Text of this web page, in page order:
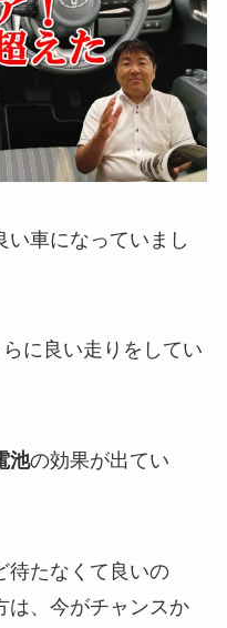
い車になっていまし
に良い走りをしてい
池の効果が出てい
待たなくて良いの
は、今がチャンスか